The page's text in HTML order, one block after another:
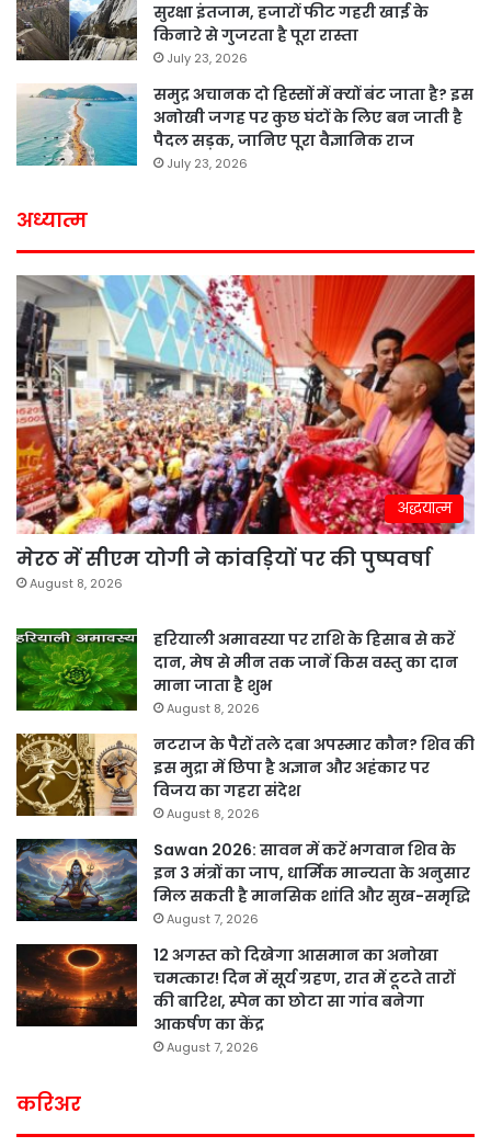
सुरक्षा इंतजाम, हजारों फीट गहरी खाई के
किनारे से गुजरता है पूरा रास्ता
July 23, 2026
समुद्र अचानक दो हिस्सों में क्यों बंट जाता है? इस
अनोखी जगह पर कुछ घंटों के लिए बन जाती है
पैदल सड़क, जानिए पूरा वैज्ञानिक राज
July 23, 2026
अध्यात्म
अद्धयात्म
मेरठ में सीएम योगी ने कांवड़ियों पर की पुष्पवर्षा
August 8, 2026
हरियाली अमावस्या पर राशि के हिसाब से करें
दान, मेष से मीन तक जानें किस वस्तु का दान
माना जाता है शुभ
August 8, 2026
नटराज के पैरों तले दबा अपस्मार कौन? शिव की
इस मुद्रा में छिपा है अज्ञान और अहंकार पर
विजय का गहरा संदेश
August 8, 2026
Sawan 2026: सावन में करें भगवान शिव के
इन 3 मंत्रों का जाप, धार्मिक मान्यता के अनुसार
मिल सकती है मानसिक शांति और सुख-समृद्धि
August 7, 2026
12 अगस्त को दिखेगा आसमान का अनोखा
चमत्कार! दिन में सूर्य ग्रहण, रात में टूटते तारों
की बारिश, स्पेन का छोटा सा गांव बनेगा
आकर्षण का केंद्र
August 7, 2026
करिअर